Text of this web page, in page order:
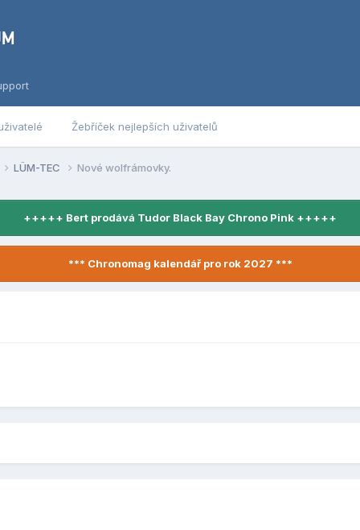
Žebříček nejlepších uživatelů
LÜM-TEC Nové wolfrámovky.
+++++ Bert prodává Tudor Black Bay Chrono Pink +++++
*** Chronomag kalendář pro rok 2027 ***